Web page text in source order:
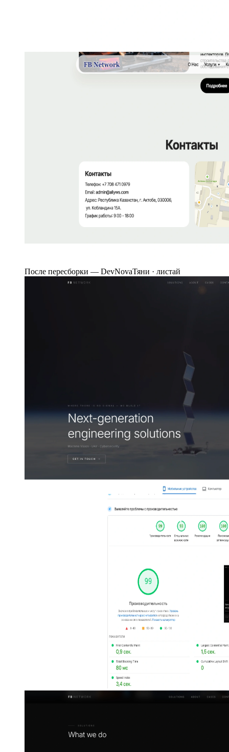
После пересборки — DevNovaТяни · листай